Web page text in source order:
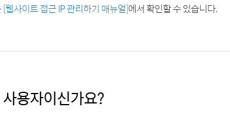
[웹사이트 접근 IP 관리하기 매뉴얼]에서 확인할 수 있습니다.
용자이신가요?